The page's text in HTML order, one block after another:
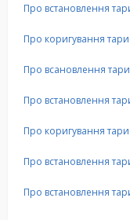
Про встановлення
Про коригування
Про всановлення
Про встановлення
Про коригування
Про встановлення
Про встановлення